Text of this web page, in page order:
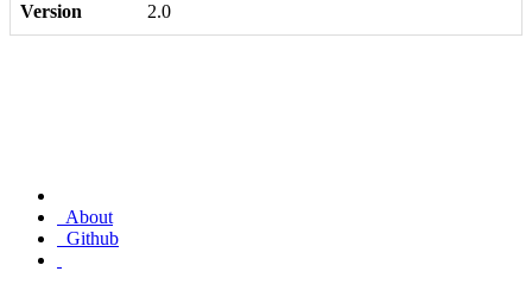
Version 2.0
About
Github